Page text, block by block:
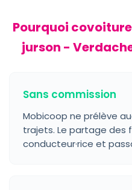
Pourquoi
jurson -
Sans commission
Mobicoop ne prélève
trajets. Le partage des
conducteur·rice et